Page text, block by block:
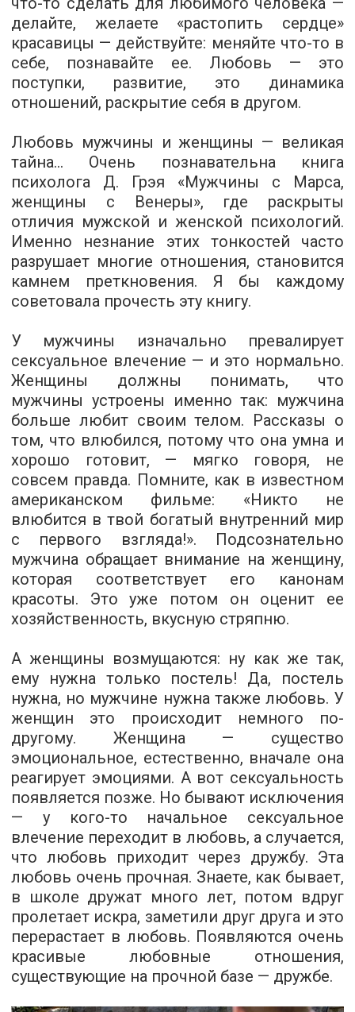
делайте, желаете «растопить сердце»
красавицы — действуйте: меняйте что-то в
себе, познавайте ее. Любовь — это
поступки, развитие, это динамика
отношений, раскрытие себя в другом.
Любовь мужчины и женщины — великая
тайна... Очень познавательна книга
психолога Д. Грэя «Мужчины с Марса,
женщины с Венеры», где раскрыты
отличия мужской и женской психологий.
Именно незнание этих тонкостей часто
разрушает многие отношения, становится
камнем преткновения. Я бы каждому
советовала прочесть эту книгу.
У мужчины изначально превалирует
сексуальное влечение — и это нормально.
Женщины должны понимать, что
мужчины устроены именно так: мужчина
больше любит своим телом. Рассказы о
том, что влюбился, потому что она умна и
хорошо готовит, — мягко говоря, не
совсем правда. Помните, как в известном
американском фильме: «Никто не
влюбится в твой богатый внутренний мир
с первого взгляда!». Подсознательно
мужчина обращает внимание на женщину,
которая соответствует его канонам
красоты. Это уже потом он оценит ее
хозяйственность, вкусную стряпню.
А женщины возмущаются: ну как же так,
ему нужна только постель! Да, постель
нужна, но мужчине нужна также любовь. У
женщин это происходит немного по-
другому. Женщина — существо
эмоциональное, естественно, вначале она
реагирует эмоциями. А вот сексуальность
появляется позже. Но бывают исключения
— у кого-то начальное сексуальное
влечение переходит в любовь, а случается,
что любовь приходит через дружбу. Эта
любовь очень прочная. Знаете, как бывает,
в школе дружат много лет, потом вдруг
пролетает искра, заметили друг друга и это
перерастает в любовь. Появляются очень
красивые любовные отношения,
существующие на прочной базе — дружбе.